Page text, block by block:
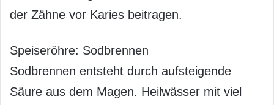
der Zähne vor Karies beitragen.
Speiseröhre: Sodbrennen
Sodbrennen entsteht durch aufsteigende
Säure aus dem Magen. Heilwässer mit viel